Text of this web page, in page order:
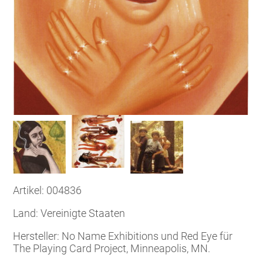
Artikel: 004836
Land: Vereinigte Staaten
Hersteller: No Name Exhibitions und Red Eye für
The Playing Card Project, Minneapolis, MN.